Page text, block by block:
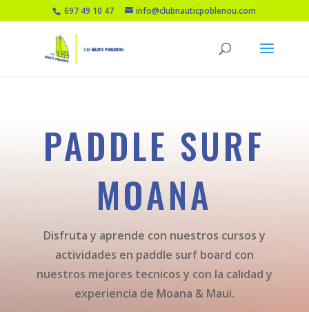
697 49 10 47 info@clubnauticpoblenou.com
PADDLE SURF
MOANA
Disfruta y aprende con nuestros cursos y
actividades en paddle surf board con
nuestros mejores tecnicos y con la calidad y
experiencia de Moana & Maui.